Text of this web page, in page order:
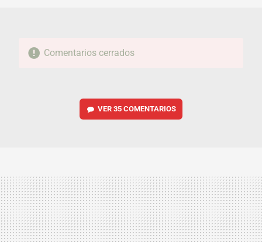
Comentarios cerrados
VER 35 COMENTARIOS